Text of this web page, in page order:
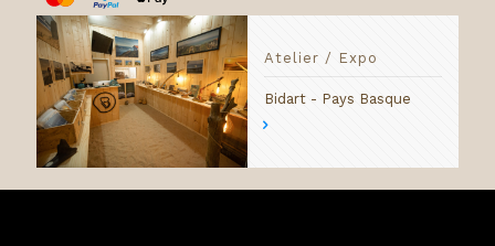
Atelier / Expo
Bidart - Pays Basque